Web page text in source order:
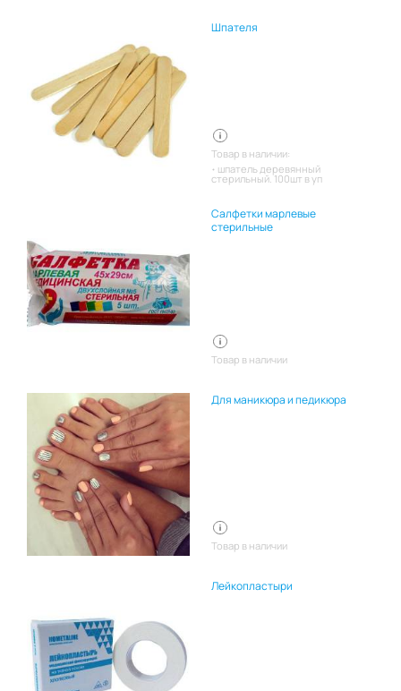
Шпателя
Товар в наличии:
шпатель деревянный
стерильный. 100шт в уп
Салфетки марлевые
стерильные
Товар в наличии
Для маникюра и педикюра
Товар в наличии
Лейкопластыри